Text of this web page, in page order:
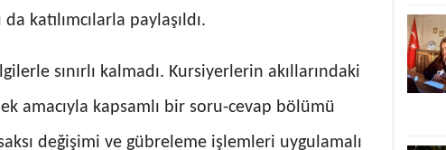
katılımcılarla paylaşıldı.
sınırlı kalmadı. Kursiyerlerin akıllarındaki
amacıyla kapsamlı bir soru-cevap bölümü
değişimi ve gübreleme işlemleri uygulamalı